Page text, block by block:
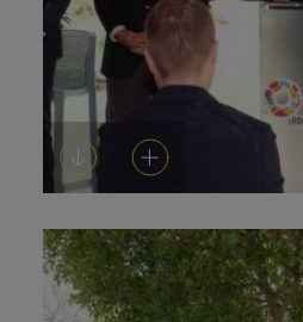
DescargarAñadir al carrito